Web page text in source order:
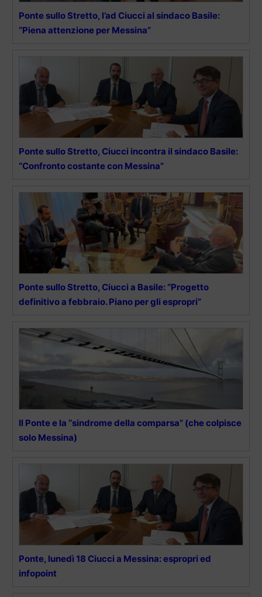
Ponte sullo Stretto, l’ad Ciucci al sindaco Basile:
“Piena attenzione per Messina”
Ponte sullo Stretto, Ciucci incontra il sindaco Basile:
“Confronto costante con Messina”
Ponte sullo Stretto, Ciucci a Basile: “Progetto
definitivo a febbraio. Piano per gli espropri”
Il Ponte e la “sindrome della comparsa” (che colpisce
solo Messina)
Ponte, lunedì 18 Ciucci a Messina: espropri ed
infopoint